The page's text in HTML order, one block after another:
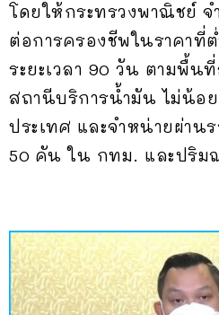
โดยให้กระทรวงพาณิชย์
ต่อการครองชีพในราคาที่
ระยะเวลา 90 วัน ตามพื้น
สถานีบริการน้ำมัน ไม่น้อ
ประเทศ และจำหน่ายผ่าน
50 คัน ใน กทม. และปริ